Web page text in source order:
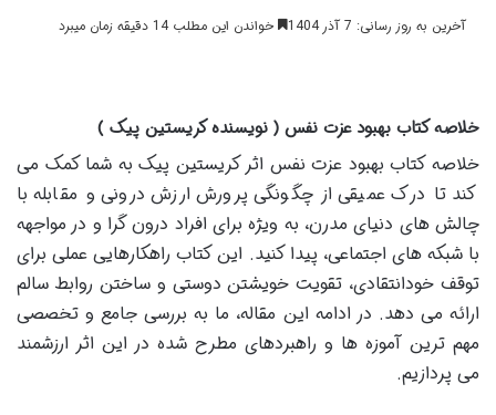
آخرین به روز رسانی: 7 آذر 1404 خواندن این مطلب 14 دقیقه زمان میبرد
خلاصه کتاب بهبود عزت نفس ( نویسنده کریستین پیک )
خلاصه کتاب بهبود عزت نفس اثر کریستین پیک به شما کمک می
کند تا درک عمیقی از چگونگی پرورش ارزش درونی و مقابله با
چالش های دنیای مدرن، به ویژه برای افراد درون گرا و در مواجهه
با شبکه های اجتماعی، پیدا کنید. این کتاب راهکارهایی عملی برای
توقف خودانتقادی، تقویت خویشتن دوستی و ساختن روابط سالم
ارائه می دهد. در ادامه این مقاله، ما به بررسی جامع و تخصصی
مهم ترین آموزه ها و راهبردهای مطرح شده در این اثر ارزشمند
می پردازیم.